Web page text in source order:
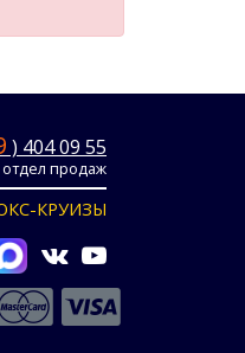
) 404 09 55
отдел продаж
КРУИЗЫ